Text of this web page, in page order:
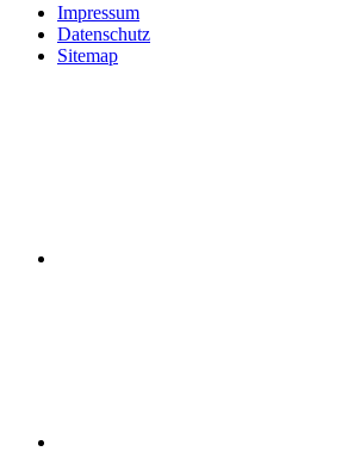
Impressum
Datenschutz
Sitemap